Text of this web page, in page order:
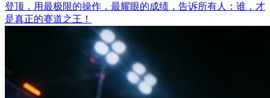
登顶，用最极限的操作，最耀眼的成绩，告诉所有人：谁，才
是真正的赛道之王！